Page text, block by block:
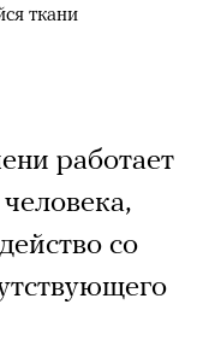
ткани
работает
со